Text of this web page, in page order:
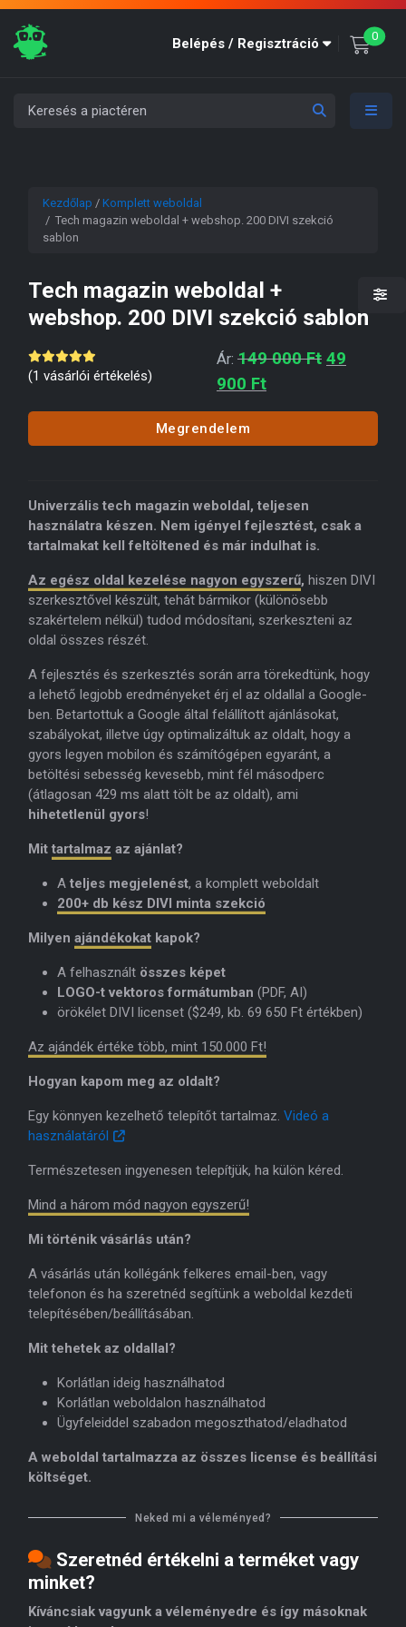
Belépés / Regisztráció 0
Kezdőlap / Komplett weboldal
/ Tech magazin weboldal + webshop. 200 DIVI szekció
sablon
Tech magazin weboldal +
webshop. 200 DIVI szekció sablon
(1 vásárlói értékelés)
Ár: 149 000Ft Original
49
900 FtCurrent price is:
Megrendelem
Univerzális tech magazin weboldal, teljesen
használatra készen. Nem igényel fejlesztést, csak a
tartalmakat kell feltöltened és már indulhat is.
Az egész oldal kezelése nagyon egyszerű, hiszen DIVI
szerkesztővel készült, tehát bármikor (különösebb
szakértelem nélkül) tudod módosítani, szerkeszteni az
oldal összes részét.
A fejlesztés és szerkesztés során arra törekedtünk, hogy
a lehető legjobb eredményeket érj el az oldallal a Google-
ben. Betartottuk a Google által felállított ajánlásokat,
szabályokat, illetve úgy optimalizáltuk az oldalt, hogy a
gyors legyen mobilon és számítógépen egyaránt, a
betöltési sebesség kevesebb, mint fél másodperc
(átlagosan 429 ms alatt tölt be az oldalt), ami
hihetetlenül gyors!
Mit tartalmaz az ajánlat?
A teljes megjelenést, a komplett weboldalt
200+ db kész DIVI minta szekció
Milyen ajándékokat kapok?
A felhasznált összes képet
LOGO-t vektoros formátumban (PDF, AI)
örökélet DIVI licenset ($249, kb. 69 650 Ft értékben)
Az ajándék értéke több, mint 150.000 Ft!
Hogyan kapom meg az oldalt?
Egy könnyen kezelhető telepítőt tartalmaz. Videó a
használatáról
Természetesen ingyenesen telepítjük, ha külön kéred.
Mind a három mód nagyon egyszerű!
Mi történik vásárlás után?
A vásárlás után kollégánk felkeres email-ben, vagy
telefonon és ha szeretnéd segítünk a weboldal kezdeti
telepítésében/beállításában.
Mit tehetek az oldallal?
Korlátlan ideig használhatod
Korlátlan weboldalon használhatod
Ügyfeleiddel szabadon megoszthatod/eladhatod
A weboldal tartalmazza az összes license és beállítási
költséget.
Neked mi a véleményed?
Szeretnéd értékelni a terméket vagy
minket?
Kíváncsiak vagyunk a véleményedre és így másoknak